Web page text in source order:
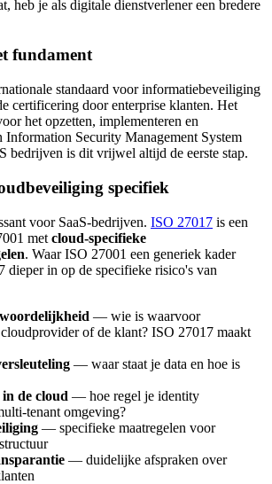
heb je als digitale dienstverlener een bredere
fundament
standaard voor informatiebeveiliging
certificering door enterprise klanten. Het
het opzetten, implementeren en
Information Security Management System
bedrijven is dit vrijwel altijd de eerste stap.
specifiek
voor SaaS-bedrijven. ISO 27017 is een
met cloud-specifieke
. Waar ISO 27001 een generiek kader
dieper in op de specifieke risico's van
— wie is waarvoor
of de klant? ISO 27017 maakt
— waar staat je data en hoe is
in de cloud — hoe regel je identity
tenant omgeving?
— specifieke maatregelen voor
— duidelijke afspraken over